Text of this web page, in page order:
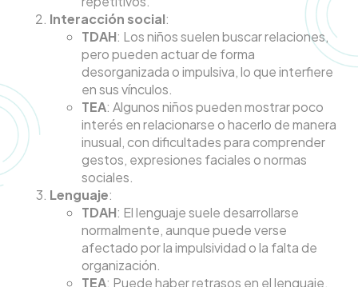
Interacción social:
TDAH: Los niños suelen buscar relaciones,
pero pueden actuar de forma
desorganizada o impulsiva, lo que interfiere
en sus vínculos.
TEA: Algunos niños pueden mostrar poco
interés en relacionarse o hacerlo de manera
inusual, con dificultades para comprender
gestos, expresiones faciales o normas
sociales.
Lenguaje:
TDAH: El lenguaje suele desarrollarse
normalmente, aunque puede verse
afectado por la impulsividad o la falta de
organización.
TEA: Puede haber retrasos en el lenguaje,